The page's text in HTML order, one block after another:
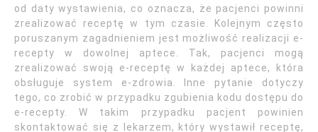
od daty wystawienia, co oznacza, że pacjenci powinni
zrealizować receptę w tym czasie. Kolejnym często
poruszanym zagadnieniem jest możliwość realizacji e-
recepty w dowolnej aptece. Tak, pacjenci mogą
zrealizować swoją e-receptę w każdej aptece, która
obsługuje system e-zdrowia. Inne pytanie dotyczy
tego, co zrobić w przypadku zgubienia kodu dostępu do
e-recepty. W takim przypadku pacjent powinien
skontaktować się z lekarzem, który wystawił receptę,